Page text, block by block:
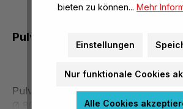
Pulvertrichter aus Borosilikat
Pulvertrichter Borosilikatglas 3.3,
bieten zu können... Mehr
Einstellungen
Nur funktionale Cookies
Alle Cookies